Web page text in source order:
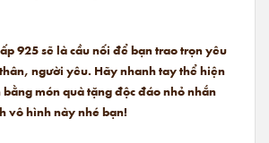
925 sẽ là cầu nối để bạn trao trọn yêu
người yêu. Hãy nhanh tay thể hiện
món quà tặng độc đáo nhỏ nhắn
vô hình này nhé bạn!